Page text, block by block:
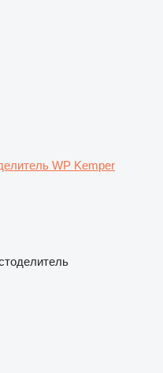
WP Kemper